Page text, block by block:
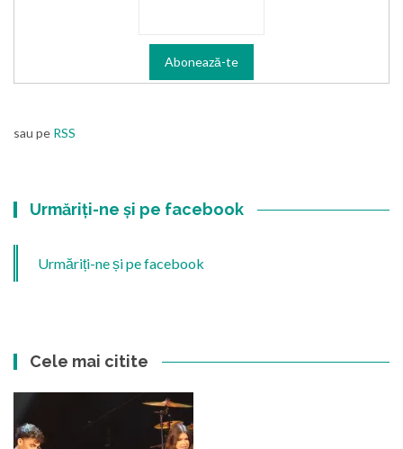
sau pe RSS
Urmăriți-ne și pe facebook
Urmăriți-ne și pe facebook
Cele mai citite